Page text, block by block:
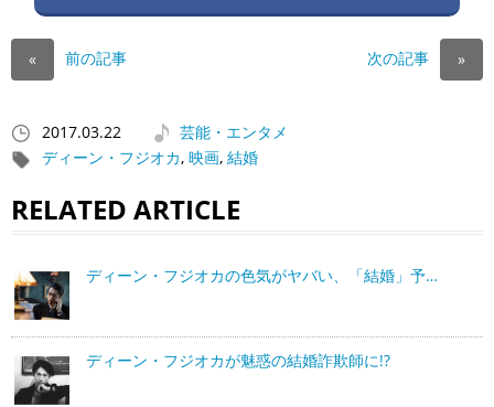
« 前の記事 次の記事 »
2017.03.22
芸能・エンタメ
ディーン・フジオカ, 映画, 結婚
RELATED ARTICLE
ディーン・フジオカの色気がヤバい、「結婚」予…
ディーン・フジオカが魅惑の結婚詐欺師に!?